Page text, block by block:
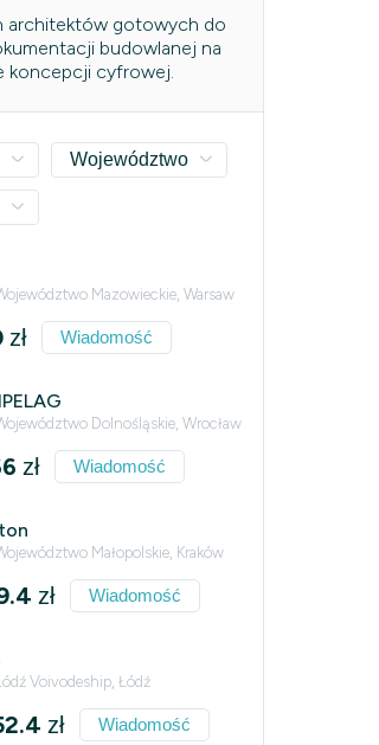
architektów gotowych do
budowlanej na
koncepcji cyfrowej.
Województwo
Mazowieckie, Warsaw
zł Wiadomość
Dolnośląskie, Wrocław
zł Wiadomość
Małopolskie, Kraków
zł Wiadomość
Voivodeship, Łódź
zł Wiadomość